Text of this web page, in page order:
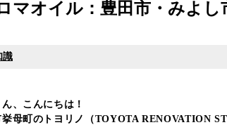
マオイル：豊田市・みよ
識
、こんにちは！
母町のトヨリノ（TOYOTA RENOVATION